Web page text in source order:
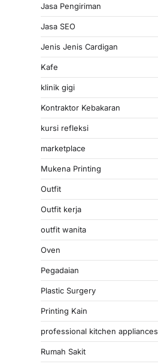
Jasa Pengiriman
Jasa SEO
Jenis Jenis Cardigan
Kafe
klinik gigi
Kontraktor Kebakaran
kursi refleksi
marketplace
Mukena Printing
Outfit
Outfit kerja
outfit wanita
Oven
Pegadaian
Plastic Surgery
Printing Kain
professional kitchen appliances
Rumah Sakit